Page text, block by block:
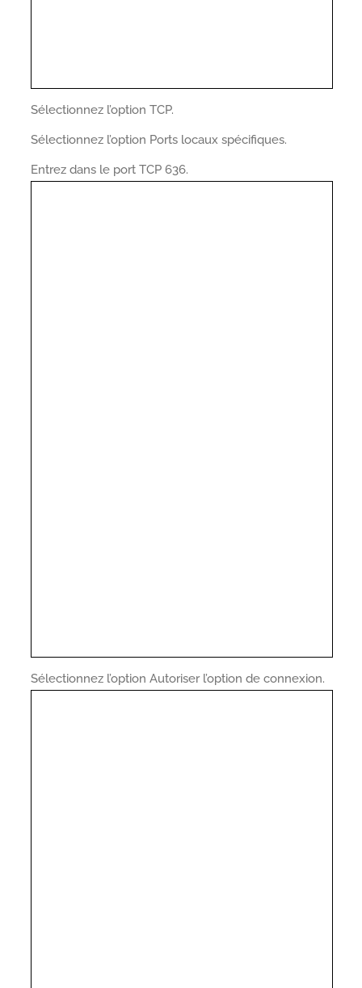
Sélectionnez l’option TCP.
Sélectionnez l’option Ports locaux spécifiques.
Entrez dans le port TCP 636.
Sélectionnez l’option Autoriser l’option de connexion.